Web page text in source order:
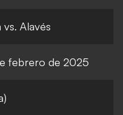
Alavés
febrero de 2025